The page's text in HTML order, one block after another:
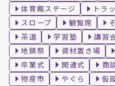
体育館ステージ
トラ
スロープ
観覧席
茶道
学習塾 講習
地鎮祭
資材置き場
卒業式
開通式 商
物産市
やぐら
仮